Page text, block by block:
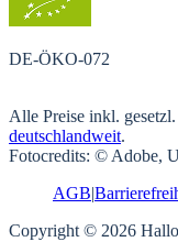
DE-ÖKO-072
Alle Preise inkl.
deutschlandweit.
Fotocredits: © Adobe,
AGB|
Copyright © 2026